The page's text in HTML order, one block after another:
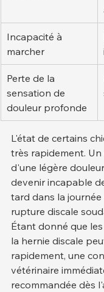
Incapacité à
marcher
Perte de la
sensation de
douleur profonde
L'état de certains
très rapidement.
d'une légère
devenir incapable
tard dans la journée
rupture discale
Étant donné que
la hernie discale
rapidement, une
vétérinaire
recommandée dès